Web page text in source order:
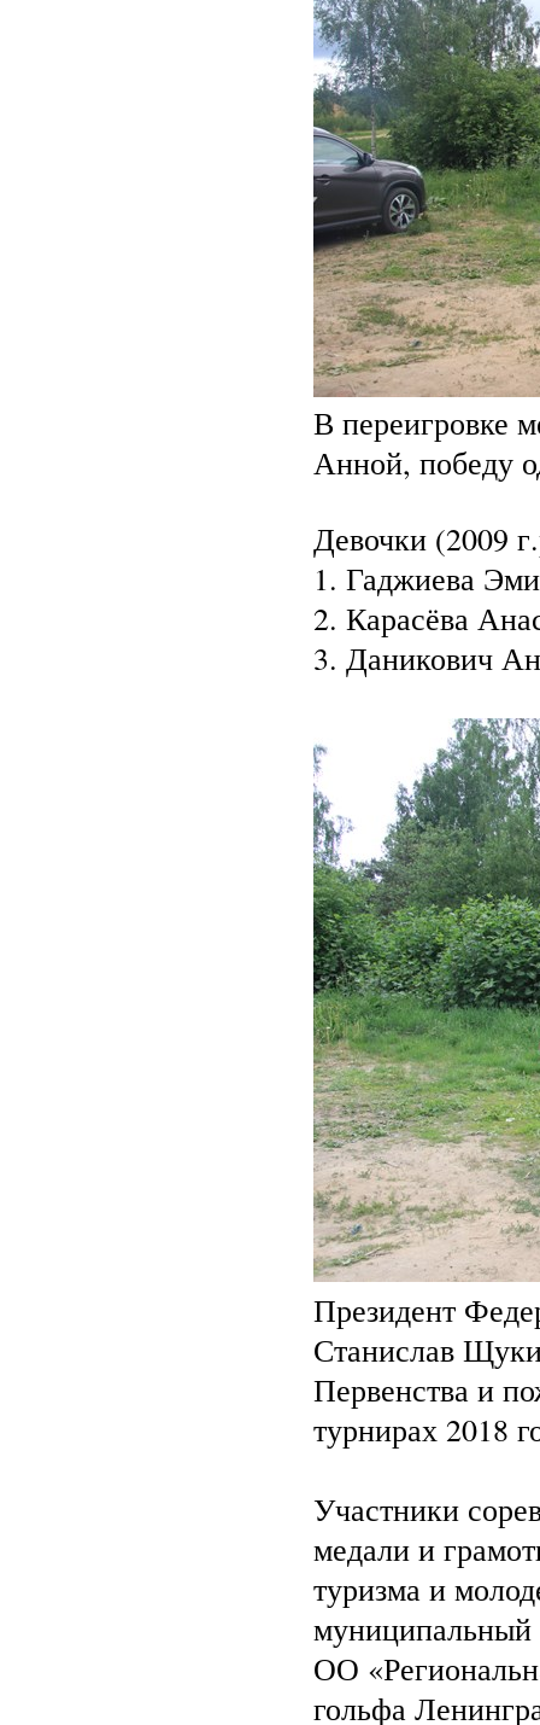
В переигровке
Анной, победу
Девочки (2009
1. Гаджиева
2. Карасёва
3. Даникович
Президент
Станислав
Первенства и
турнирах 2018
Участники
медали и
туризма и
ОО
гольфа